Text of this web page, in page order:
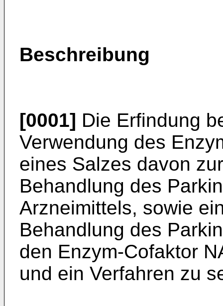
Beschreibung
[0001] Die Erfindung
Verwendung des
eines Salzes davon
Behandlung des
Arznei­mittels, sowie
Behandlung des
den Enzym-Cofaktor
und ein Verfahren zu